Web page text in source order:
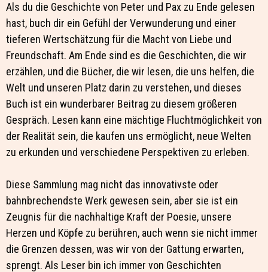
Als du die Geschichte von Peter und Pax zu Ende gelesen
hast, buch dir ein Gefühl der Verwunderung und einer
tieferen Wertschätzung für die Macht von Liebe und
Freundschaft. Am Ende sind es die Geschichten, die wir
erzählen, und die Bücher, die wir lesen, die uns helfen, die
Welt und unseren Platz darin zu verstehen, und dieses
Buch ist ein wunderbarer Beitrag zu diesem größeren
Gespräch. Lesen kann eine mächtige Fluchtmöglichkeit von
der Realität sein, die kaufen uns ermöglicht, neue Welten
zu erkunden und verschiedene Perspektiven zu erleben.
Diese Sammlung mag nicht das innovativste oder
bahnbrechendste Werk gewesen sein, aber sie ist ein
Zeugnis für die nachhaltige Kraft der Poesie, unsere
Herzen und Köpfe zu berühren, auch wenn sie nicht immer
die Grenzen dessen, was wir von der Gattung erwarten,
sprengt. Als Leser bin ich immer von Geschichten